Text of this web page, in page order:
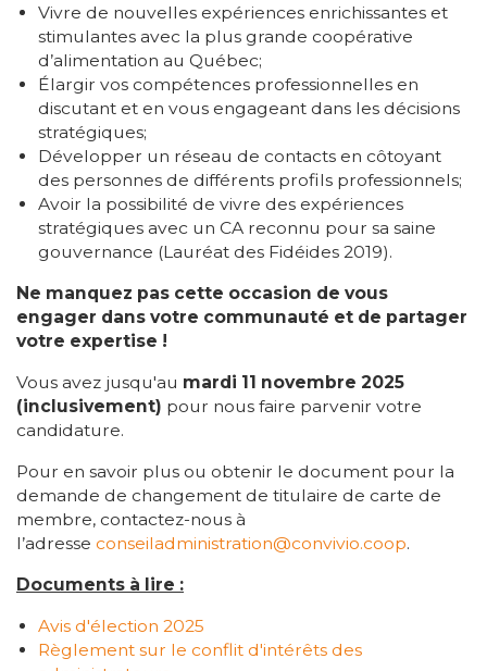
Vivre de nouvelles expériences enrichissantes et
stimulantes avec la plus grande coopérative
d’alimentation au Québec;
Élargir vos compétences professionnelles en
discutant et en vous engageant dans les décisions
stratégiques;
Développer un réseau de contacts en côtoyant
des personnes de différents profils professionnels;
Avoir la possibilité de vivre des expériences
stratégiques avec un CA reconnu pour sa saine
gouvernance (Lauréat des Fidéides 2019).
Ne manquez pas cette occasion de vous
engager dans votre communauté et de partager
votre expertise !
Vous avez jusqu'au mardi 11 novembre 2025
(inclusivement) pour nous faire parvenir votre
candidature.
Pour en savoir plus ou obtenir le document pour la
demande de changement de titulaire de carte de
membre, contactez-nous à
l’adresse conseiladministration@convivio.coop.
Documents à lire :
Avis d'élection 2025
Règlement sur le conflit d'intérêts des